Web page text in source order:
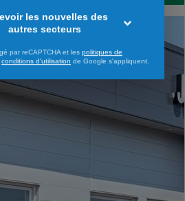
les nouvelles des
autres secteurs
par reCAPTCHA et les politiques de
conditions d'utilisation de Google s'appliquent.